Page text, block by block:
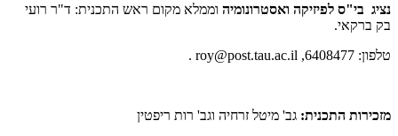
נציג בי"ס לפיזיקה ואסטרונומיה וממלא מקום ראש התכנית: ד"ר רועי
בק ברקאי.
טלפון: 6408477, roy@post.tau.ac.il .
מזכירות התכנית: גב' מיטל זרחיה וגב' רות ריפטין